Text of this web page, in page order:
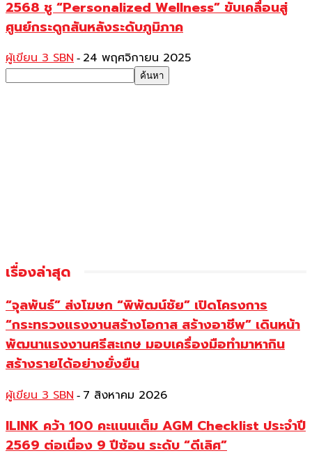
2568 ชู “Personalized Wellness” ขับเคลื่อนสู่
ศูนย์กระดูกสันหลังระดับภูมิภาค
ผู้เขียน 3 SBN - 24 พฤศจิกายน 2025
เรื่องล่าสุด
“จุลพันธ์” ส่งโฆษก “พิพัฒน์ชัย” เปิดโครงการ
“กระทรวงแรงงานสร้างโอกาส สร้างอาชีพ” เดินหน้า
พัฒนาแรงงานศรีสะเกษ มอบเครื่องมือทำมาหากิน
สร้างรายได้อย่างยั่งยืน
ผู้เขียน 3 SBN - 7 สิงหาคม 2026
ILINK คว้า 100 คะแนนเต็ม AGM Checklist ประจำปี
2569 ต่อเนื่อง 9 ปีซ้อน ระดับ “ดีเลิศ”